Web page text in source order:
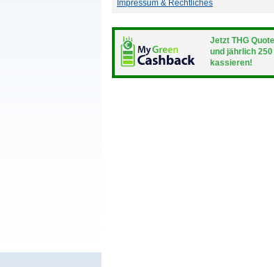
Impressum & Rechtliches
Jetzt THG
und jährlich 250
kassieren!